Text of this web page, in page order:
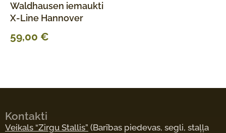
Waldhausen iemaukti
X-Line Hannover
59,00 €
Kontakti
Veikals “Zirgu Stallis” (Barības piedevas, segli, staļļa